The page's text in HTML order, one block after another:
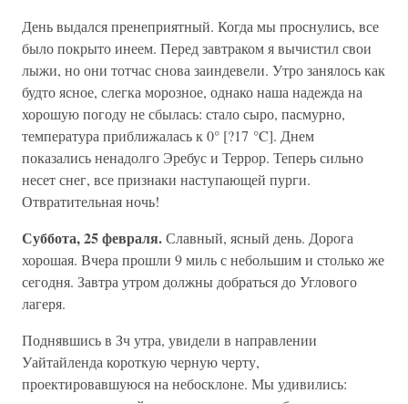
День выдался пренеприятный. Когда мы проснулись, все
было покрыто инеем. Перед завтраком я вычистил свои
лыжи, но они тотчас снова заиндевели. Утро занялось как
будто ясное, слегка морозное, однако наша надежда на
хорошую погоду не сбылась: стало сыро, пасмурно,
температура приближалась к 0° [?17 °C]. Днем
показались ненадолго Эребус и Террор. Теперь сильно
несет снег, все признаки наступающей пурги.
Отвратительная ночь!
Суббота, 25 февраля.Славный, ясный день. Дорога
хорошая. Вчера прошли 9 миль с небольшим и столько же
сегодня. Завтра утром должны добраться до Углового
лагеря.
Поднявшись в Зч утра, увидели в направлении
Уайтайленда короткую черную черту,
проектировавшуюся на небосклоне. Мы удивились: